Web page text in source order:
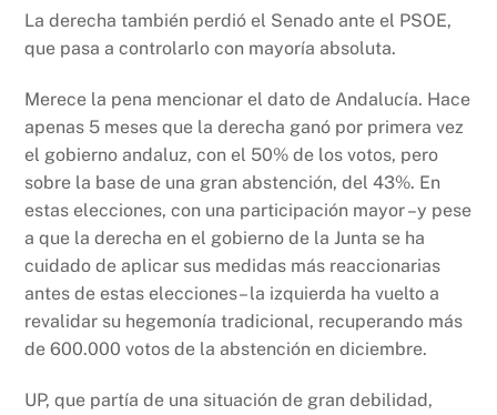
La derecha también perdió el Senado ante el PSOE,
que pasa a controlarlo con mayoría absoluta.
Merece la pena mencionar el dato de Andalucía. Hace
apenas 5 meses que la derecha ganó por primera vez
el gobierno andaluz, con el 50% de los votos, pero
sobre la base de una gran abstención, del 43%. En
estas elecciones, con una participación mayor –y pese
a que la derecha en el gobierno de la Junta se ha
cuidado de aplicar sus medidas más reaccionarias
antes de estas elecciones– la izquierda ha vuelto a
revalidar su hegemonía tradicional, recuperando más
de 600.000 votos de la abstención en diciembre.
UP, que partía de una situación de gran debilidad,